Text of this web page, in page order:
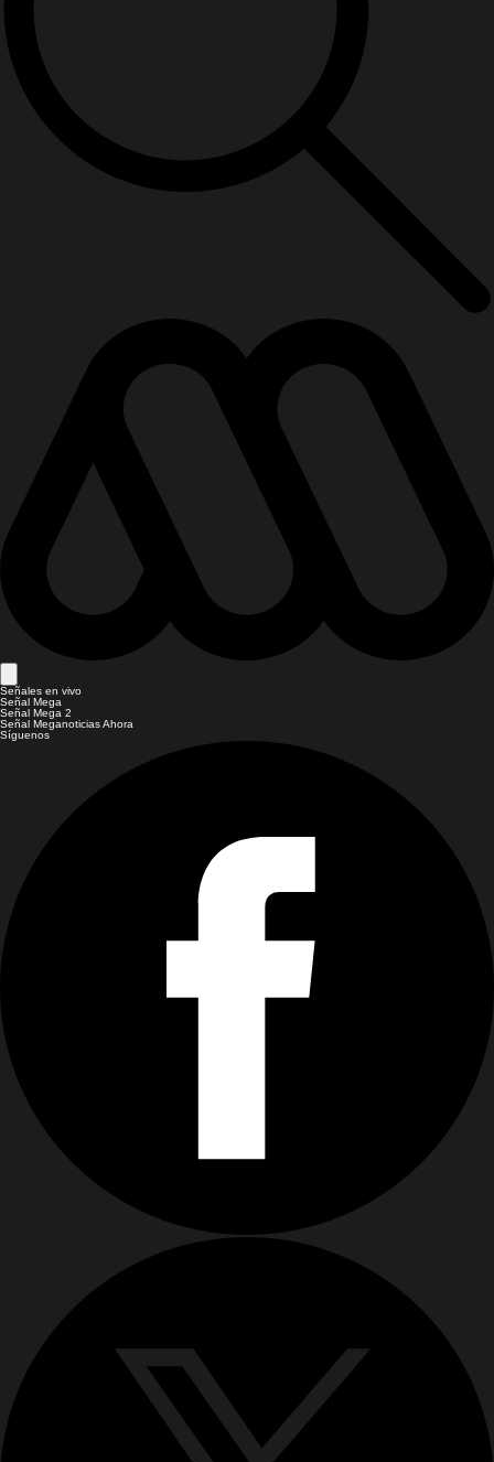
Señales en vivo
Señal Mega
Señal Mega 2
Señal Meganoticias Ahora
Síguenos